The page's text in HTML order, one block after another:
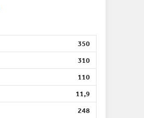
350
310
110
11,9
248